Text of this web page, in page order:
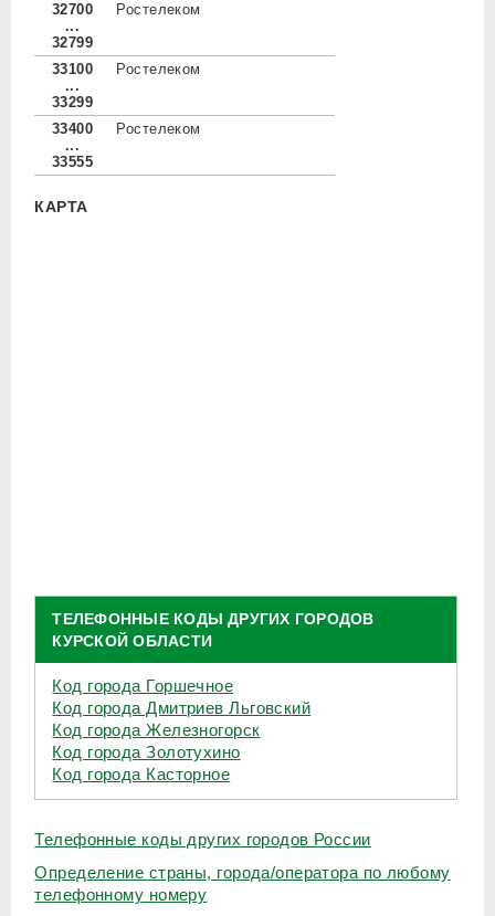
32700
...
32799
Ростелеком
33100
...
33299
Ростелеком
33400
...
33555
Ростелеком
КАРТА
ТЕЛЕФОННЫЕ КОДЫ ДРУГИХ ГОРОДОВ
КУРСКОЙ ОБЛАСТИ
Код города Горшечное
Код города Дмитриев Льговский
Код города Железногорск
Код города Золотухино
Код города Касторное
Телефонные коды других городов России
Определение страны, города/оператора по любому
телефонному номеру